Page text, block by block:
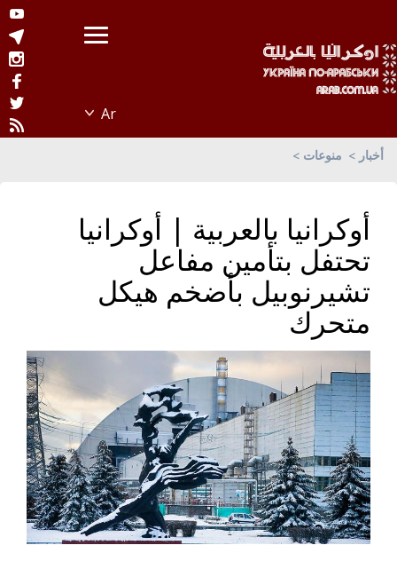
أخبار منوعات
أوكرانيا بالعربية | أوكرانيا
تحتفل بتأمين مفاعل
تشيرنوبيل بأضخم هيكل
متحرك